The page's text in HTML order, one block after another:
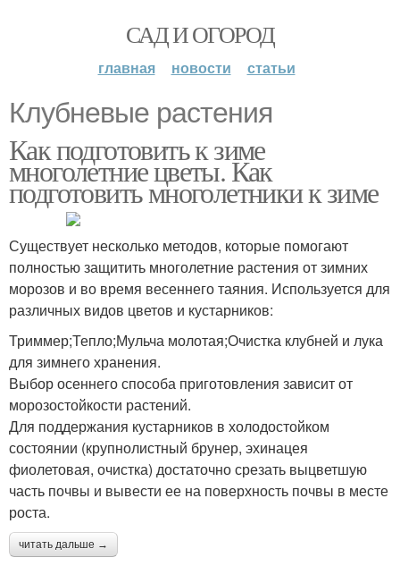
САД И ОГОРОД
главная новости статьи
Клубневые растения
Как подготовить к зиме
многолетние цветы. Как
подготовить многолетники к зиме
Существует несколько методов, которые помогают
полностью защитить многолетние растения от зимних
морозов и во время весеннего таяния. Используется для
различных видов цветов и кустарников:
Триммер;Тепло;Мульча молотая;Очистка клубней и лука
для зимнего хранения.
Выбор осеннего способа приготовления зависит от
морозостойкости растений.
Для поддержания кустарников в холодостойком
состоянии (крупнолистный брунер, эхинацея
фиолетовая, очистка) достаточно срезать выцветшую
часть почвы и вывести ее на поверхность почвы в месте
роста.
читать дальше →